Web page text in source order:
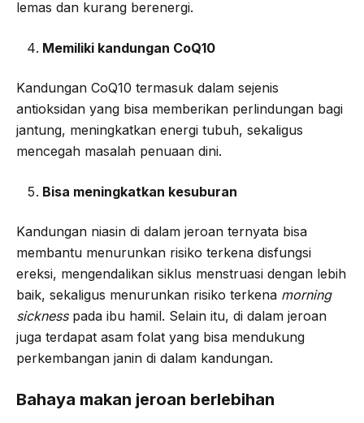
lemas dan kurang berenergi.
Memiliki kandungan CoQ10
Kandungan CoQ10 termasuk dalam sejenis
antioksidan yang bisa memberikan perlindungan bagi
jantung, meningkatkan energi tubuh, sekaligus
mencegah masalah penuaan dini.
Bisa meningkatkan kesuburan
Kandungan niasin di dalam jeroan ternyata bisa
membantu menurunkan risiko terkena disfungsi
ereksi, mengendalikan siklus menstruasi dengan lebih
baik, sekaligus menurunkan risiko terkena morning
sicknesspada ibu hamil. Selain itu, di dalam jeroan
juga terdapat asam folat yang bisa mendukung
perkembangan janin di dalam kandungan.
Bahaya makan jeroan berlebihan